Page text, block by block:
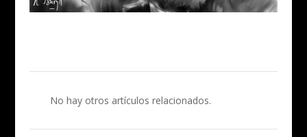
No hay otros artículos relacionados.